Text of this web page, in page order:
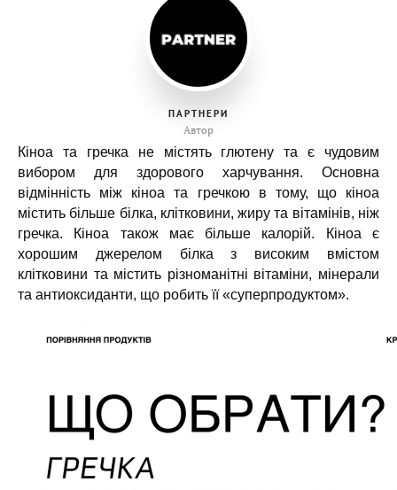
ПАРТНЕРИ
Автор
Кіноа та гречка не містять глютену та є чудовим
вибором для здорового харчування. Основна
відмінність між кіноа та гречкою в тому, що кіноа
містить більше білка, клітковини, жиру та вітамінів, ніж
гречка. Кіноа також має більше калорій.
Кіноа є
хорошим джерелом білка з високим вмістом
клітковини та містить різноманітні вітаміни, мінерали
та антиоксиданти, що робить її «суперпродуктом».